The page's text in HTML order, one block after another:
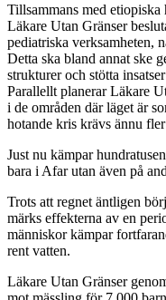
Tillsammans med
Läkare Utan Gränser
pediatriska verksamheten,
Detta ska bland annat ske
strukturer och stötta
Parallellt planerar Läkare
i de områden där läget är
hotande kris krävs ännu fler
Just nu kämpar
bara i Afar utan även på
Trots att regnet äntligen
märks effekterna av en
människor kämpar
rent vatten.
Läkare Utan Gränser